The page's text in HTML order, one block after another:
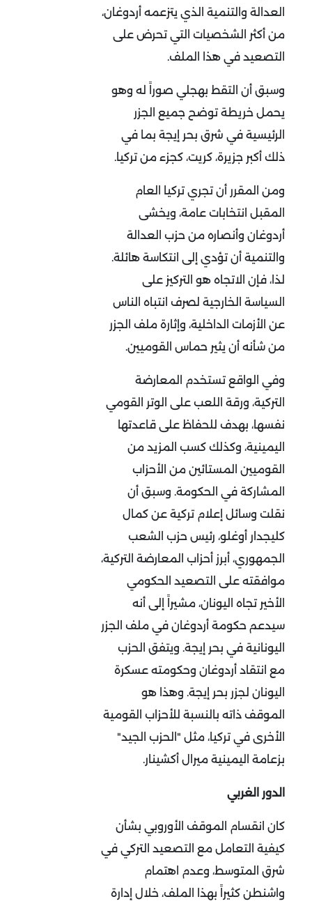
العدالة والتنمية الذي يتزعمه أردوغان،
من أكثر الشخصيات التي تحرض على
التصعيد في هذا الملف.
وسبق أن التقط بهجلي صوراً له وهو
يحمل خريطة توضح جميع الجزر
الرئيسية في شرق بحر إيجة بما في
ذلك أكبر جزيرة، كريت، كجزء من تركيا.
ومن المقرر أن تجري تركيا العام
المقبل انتخابات عامة، ويخشى
أردوغان وأنصاره من حزب العدالة
والتنمية أن تؤدي إلى انتكاسة هائلة.
لذا، فإن الاتجاه هو التركيز على
السياسة الخارجية لصرف انتباه الناس
عن الأزمات الداخلية، وإثارة ملف الجزر
من شأنه أن يثير حماس القوميين.
وفي الواقع تستخدم المعارضة
التركية، ورقة اللعب على الوتر القومي
نفسها، بهدف للحفاظ على قاعدتها
اليمينية، وكذلك كسب المزيد من
القوميين المستائين من الأحزاب
المشاركة في الحكومة. وسبق أن
نقلت وسائل إعلام تركية عن كمال
كليجدار أوغلو، رئيس حزب الشعب
الجمهوري، أبرز أحزاب المعارضة التركية،
موافقته على التصعيد الحكومي
الأخير تجاه اليونان، مشيراً إلى أنه
سيدعم حكومة أردوغان في ملف الجزر
اليونانية في بحر إيجة. ويتفق الحزب
مع انتقاد أردوغان وحكومته عسكرة
اليونان لجزر بحر إيجة. وهذا هو
الموقف ذاته بالنسبة للأحزاب القومية
الأخرى في تركيا، مثل "الحزب الجيد"
بزعامة اليمينية ميرال أكشينار.
الدور الغربي
كان انقسام الموقف الأوروبي بشأن
كيفية التعامل مع التصعيد التركي في
شرق المتوسط، وعدم اهتمام
واشنطن كثيراً بهذا الملف، خلال إدارة